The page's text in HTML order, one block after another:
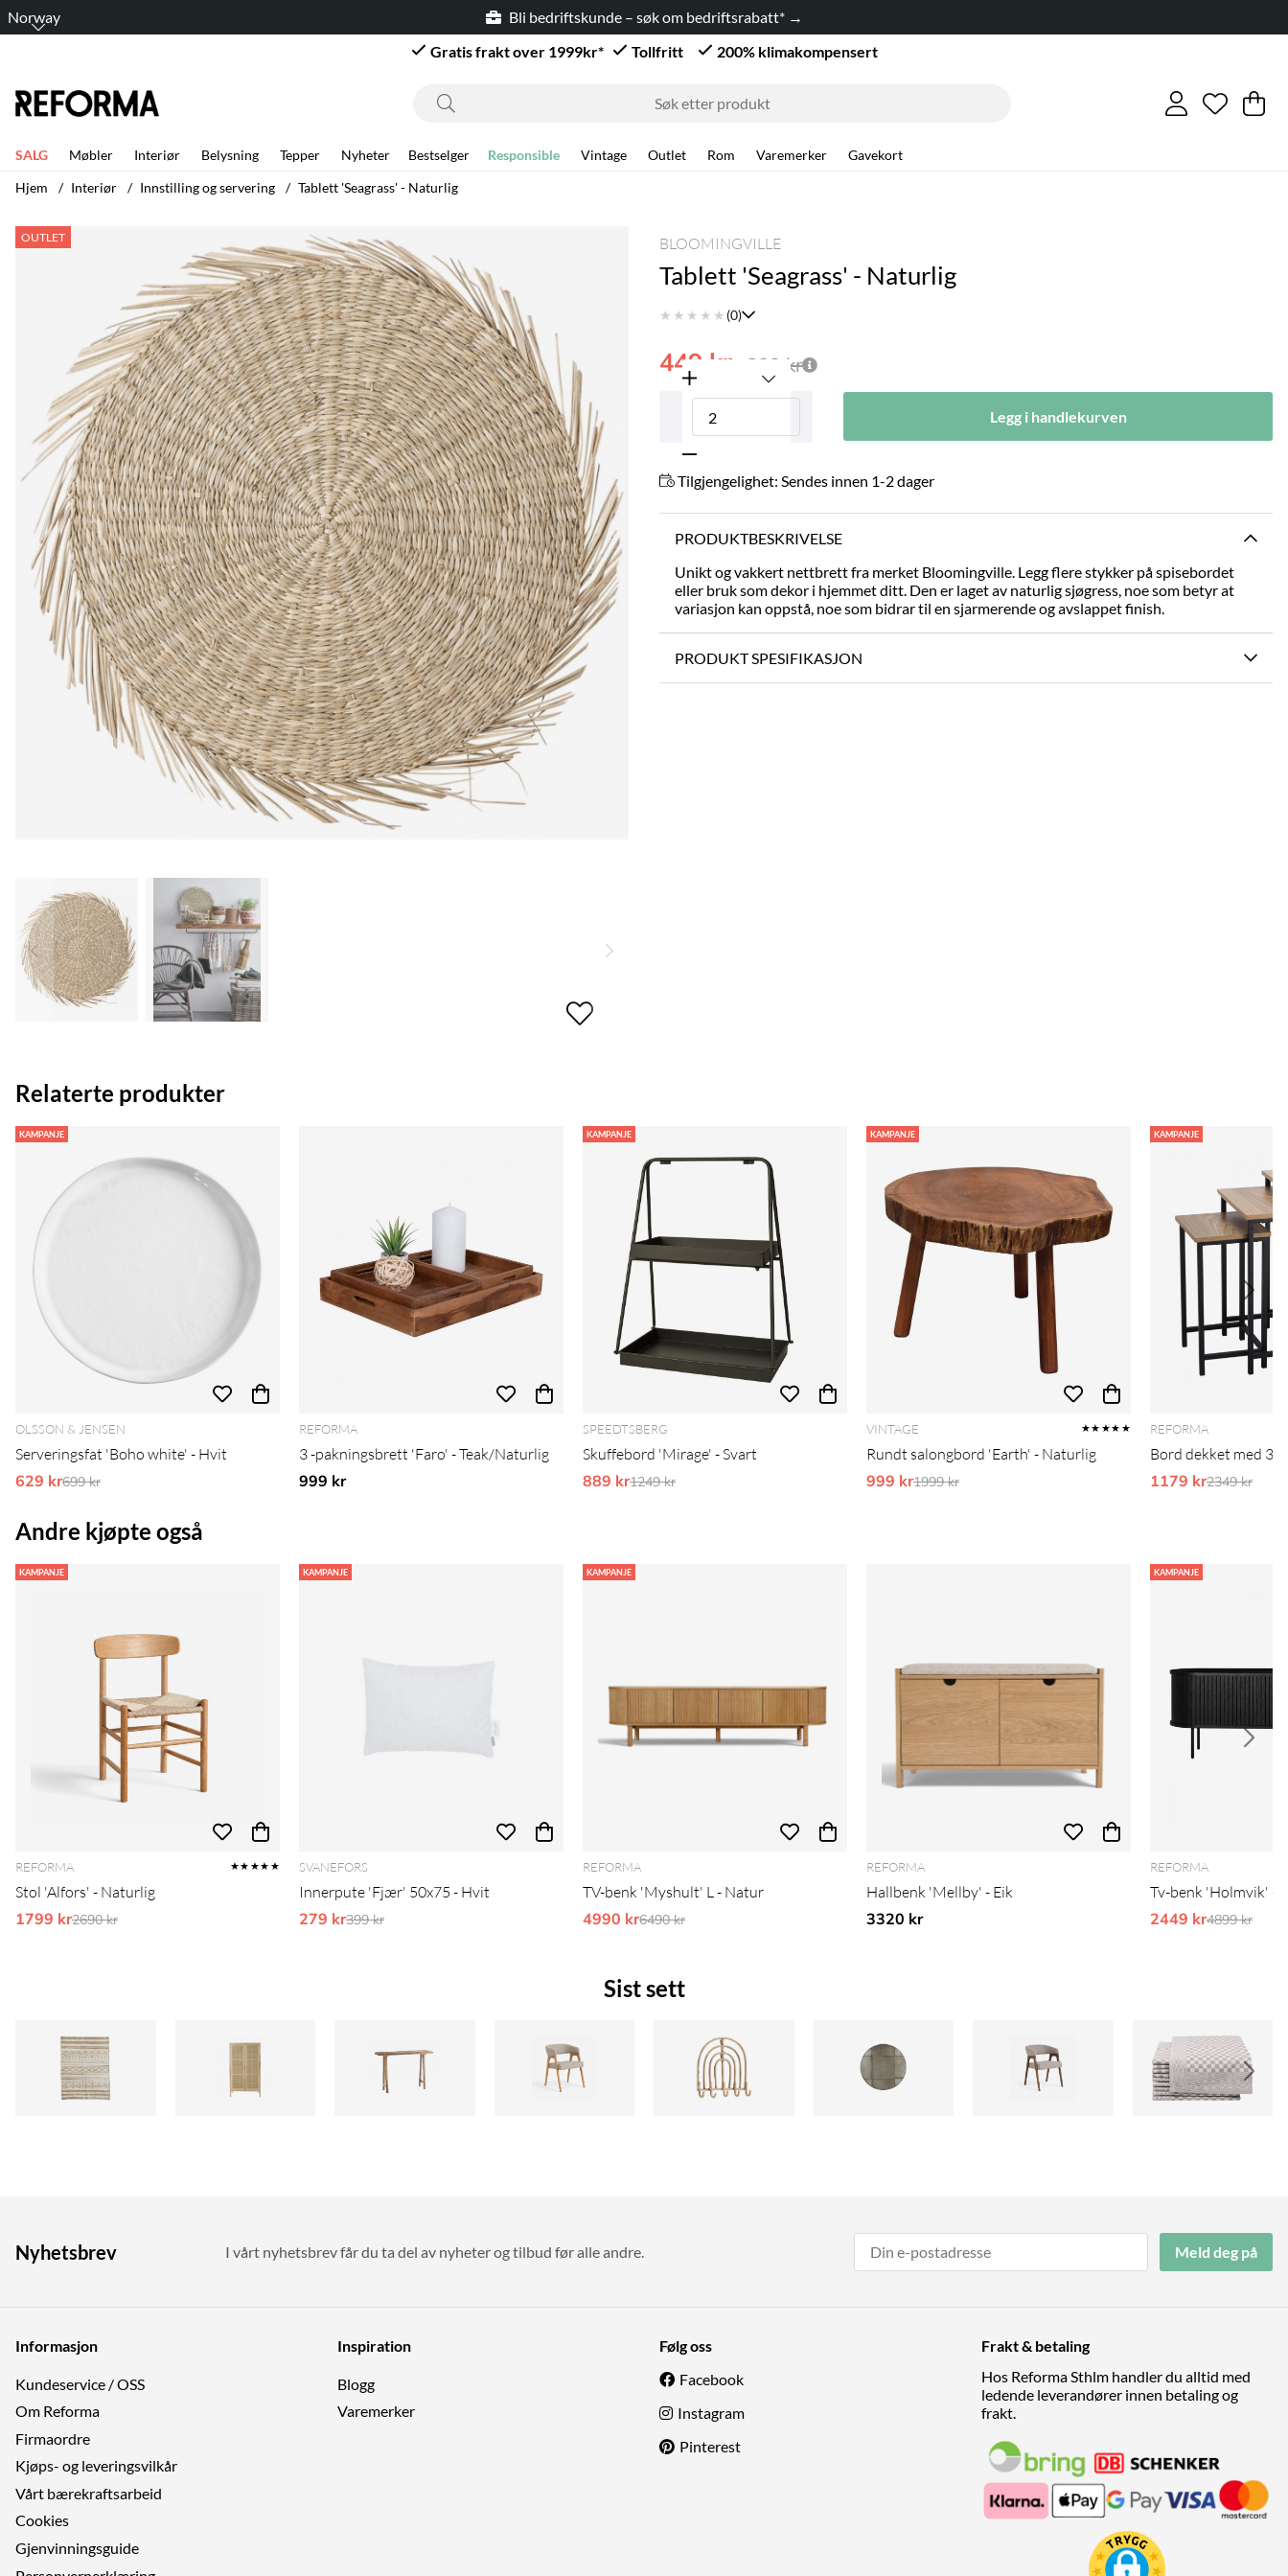
Norway
Bli bedriftskunde – søk om bedriftsrabatt* →
Gratis frakt over 1999kr*
Tollfritt 200% klimakompensert
Antall i
. .
SALG Møbler Interiør Belysning Tepper Nyheter Bestselger Responsible Vintage Outlet Rom Varemerker
Gavekort
Hjem
Interiør Innstilling og servering Tablett 'Seagrass' - Naturlig
OUTLET
Produktbilder Tablett 'Seagrass' - Naturlig BLOOMINGVILLE
Tablett 'Seagrass' - Naturlig
★ ★ ★ ★ ★ (0)
899 kr
449 kr
Legg i handlekurven
Tilgjengelighet: Sendes innen 1-2 dager
PRODUKTBESKRIVELSE
Unikt og vakkert nettbrett fra merket Bloomingville. Legg flere stykker på spisebordet
eller bruk som dekor i hjemmet ditt. Den er laget av naturlig sjøgress, noe som betyr at
variasjon kan oppstå, noe som bidrar til en sjarmerende og avslappet finish.
PRODUKT SPESIFIKASJON
Relaterte produkter
KAMPANJE
OLSSON & JENSEN
Serveringsfat 'Boho white' - Hvit
629 krOrdinarie pris:
699 kr
REFORMA
3 -pakningsbrett 'Faro' - Teak/Naturlig
999 kr
KAMPANJE
SPEEDTSBERG
Skuffebord 'Mirage' - Svart
889 krOrdinarie pris:
1249 kr
KAMPANJE
VINTAGE ★★★★★
Rundt salongbord 'Earth' - Naturlig
999 krOrdinarie pris:
1999 kr
KAMPANJE
REFORMA
Bord dekket med 3
1179 krOrdinarie
2349 kr
Andre kjøpte også
KAMPANJE
REFORMA ★★★★★
Stol 'Alfors' - Naturlig
1799 krOrdinarie pris:
2690 kr
KAMPANJE
SVANEFORS
Innerpute 'Fjær' 50x75 - Hvit
279 krOrdinarie pris:
399 kr
KAMPANJE
REFORMA
TV-benk 'Myshult' L - Natur
4990 krOrdinarie pris:
6490 kr
REFORMA
Hallbenk 'Mellby' - Eik
3320 kr
KAMPANJE
REFORMA
Tv-benk 'Holmvik' -
2449 krOrdinarie
4899 kr
Sist sett
Nyhetsbrev I vårt nyhetsbrev får du ta del av nyheter og tilbud før alle andre. Meld deg på
Informasjon
Kundeservice / OSS
Om Reforma
Firmaordre
Kjøps- og leveringsvilkår
Vårt bærekraftsarbeid
Cookies
Gjenvinningsguide
Inspiration
Blogg
Varemerker
Følg oss
Facebook
Instagram
Pinterest
Frakt & betaling
Hos Reforma Sthlm handler du alltid med
ledende leverandører innen betaling og
frakt.